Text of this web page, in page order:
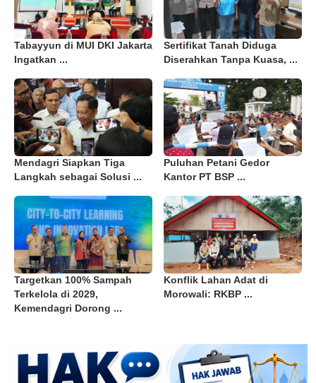
Tabayyun di MUI DKI Jakarta
Ingatkan ...
Sertifikat Tanah Diduga
Diserahkan Tanpa Kuasa, ...
Mendagri Siapkan Tiga
Langkah sebagai Solusi ...
Puluhan Petani Gedor
Kantor PT BSP ...
Targetkan 100% Sampah
Terkelola di 2029,
Kemendagri Dorong ...
Konflik Lahan Adat di
Morowali: RKBP ...